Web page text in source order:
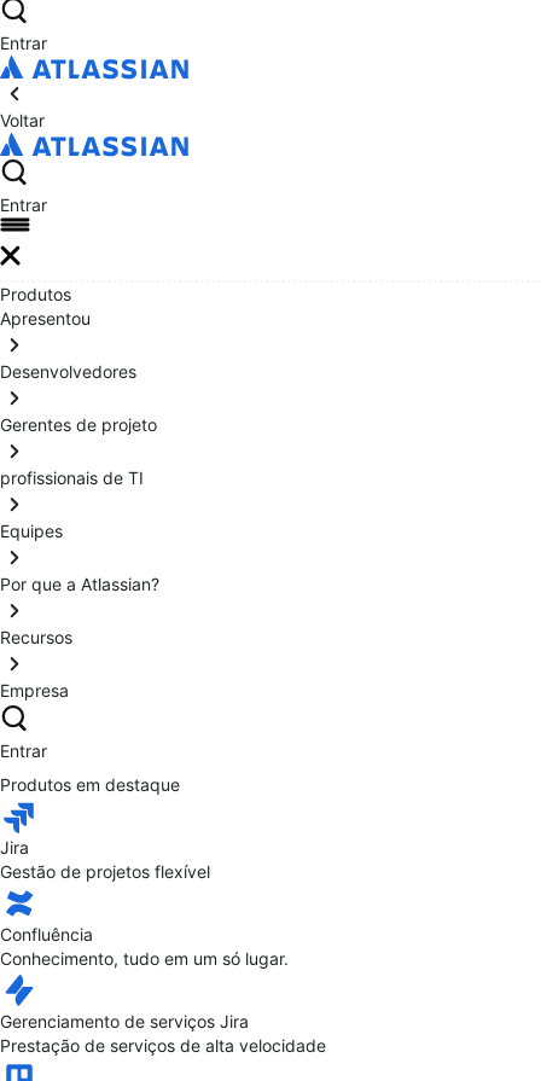
Entrar
Voltar
Entrar
Produtos
Apresentou
Desenvolvedores
Gerentes de projeto
profissionais de TI
Equipes
Por que a Atlassian?
Recursos
Empresa
Entrar
Produtos em destaque
Jira
Gestão de projetos flexível
Confluência
Conhecimento, tudo em um só lugar.
Gerenciamento de serviços Jira
Prestação de serviços de alta velocidade